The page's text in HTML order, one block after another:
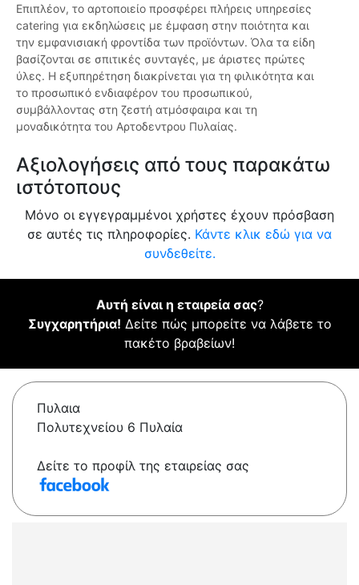
Επιπλέον, το αρτοποιείο προσφέρει πλήρεις υπηρεσίες
catering για εκδηλώσεις με έμφαση στην ποιότητα και
την εμφανισιακή φροντίδα των προϊόντων. Όλα τα είδη
βασίζονται σε σπιτικές συνταγές, με άριστες πρώτες
ύλες. Η εξυπηρέτηση διακρίνεται για τη φιλικότητα και
το προσωπικό ενδιαφέρον του προσωπικού,
συμβάλλοντας στη ζεστή ατμόσφαιρα και τη
μοναδικότητα του Αρτοδεντρου Πυλαίας.
Αξιολογήσεις από τους παρακάτω
ιστότοπους
Μόνο οι εγγεγραμμένοι χρήστες έχουν πρόσβαση
σε αυτές τις πληροφορίες. Κάντε κλικ εδώ για να
συνδεθείτε.
Αυτή είναι η εταιρεία σας?
Συγχαρητήρια! Δείτε πώς μπορείτε να λάβετε το
πακέτο βραβείων!
Πυλαια
Πολυτεχνείου 6 Πυλαία
Δείτε το προφίλ της εταιρείας σας